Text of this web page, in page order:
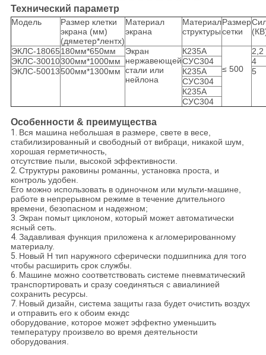
Технический параметр
Модель
Размер клетки
экрана (мм)
(дяметер*лентх)
Материал
экрана
Материал
структуры
Размер
сетки
ЭКЛС-18065180мм*650мм
Экран
нержавеющей
стали или
нейлона
К235А
≤ 500
2,2
ЭКЛС-30010300мм*1000мм СУС304
4
ЭКЛС-50013500мм*1300мм К235А
5
СУС304
К235А
СУС304
Особенности & преимущества
1. Вся машина небольшая в размере, свете в весе,
стабилизированный и свободный от вибраци, никакой шум,
хорошая герметичность,
отсутствие пыли, высокой эффективности.
2. Структуры раковины романны, установка проста, и
контроль удобен.
Его можно использовать в одиночном или мульти-машине,
работе в непрерывном режиме в течение длительного
времени, безопасном и надежном;
3. Экран помыт циклоном, который может автоматически
ясный сеть.
4. Задавливая функция приложена к агломерированному
материалу.
5. Новый Н тип наружного сферически подшипника для того
чтобы расширить срок службы.
6. Машине можно соответствовать системе пневматический
транспортировать и сразу соединяться с авиалинией
сохранить ресурсы.
7. Новый дизайн, система защиты газа будет очистить воздух
и отправить его к обоим екндс
оборудование, которое может эффектно уменьшить
температуру произвело во время деятельности
оборудования.